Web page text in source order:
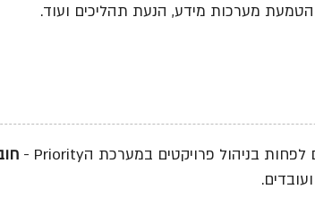
מערכות מידע, הנעת תהליכים ועוד.